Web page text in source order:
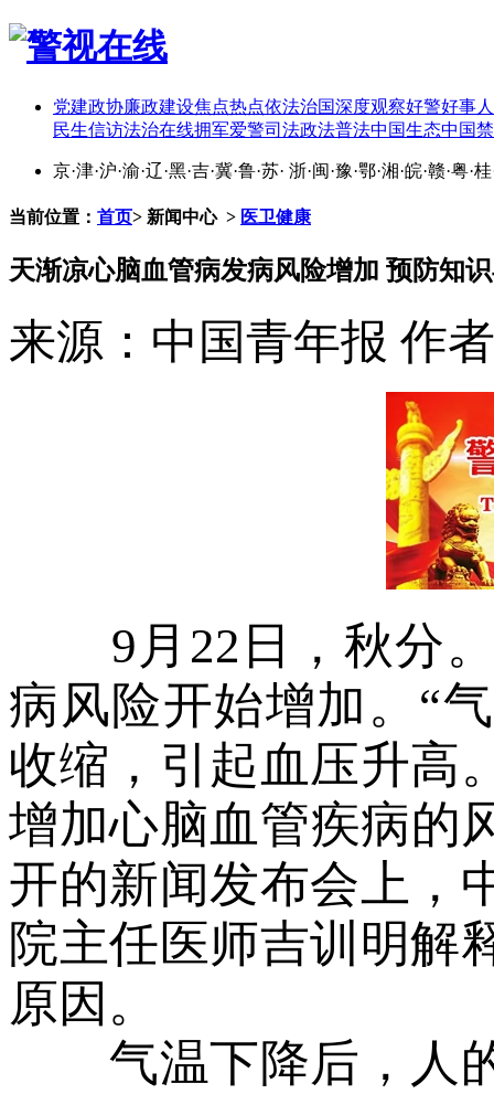
党建政协廉政建设焦点热点依法治国深度观察好警好事
民生信访法治在线拥军爱警司法政法普法中国生态中国
京·津·沪·渝·辽·黑·吉·冀·鲁·苏· 浙·闽·豫·鄂·湘·皖·赣·粤·桂
当前位置： 首页> 新闻中心 > 医卫健康
天渐凉心脑血管病发病风险增加 预防知
来源：中国青年报 作
9月22日，秋分。
病风险开始增加。“
收缩，引起血压升高
增加心脑血管疾病的
开的新闻发布会上，
院主任医师吉训明解
原因。
气温下降后，人的